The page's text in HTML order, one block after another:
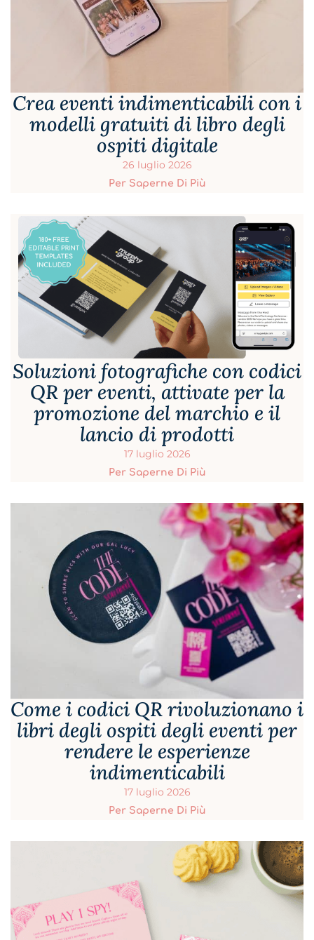
Crea eventi indimenticabili con i
modelli gratuiti di libro degli
ospiti digitale
26 luglio 2026
Per Saperne Di Più
Soluzioni fotografiche con codici
QR per eventi, attivate per la
promozione del marchio e il
lancio di prodotti
17 luglio 2026
Per Saperne Di Più
Come i codici QR rivoluzionano i
libri degli ospiti degli eventi per
rendere le esperienze
indimenticabili
17 luglio 2026
Per Saperne Di Più